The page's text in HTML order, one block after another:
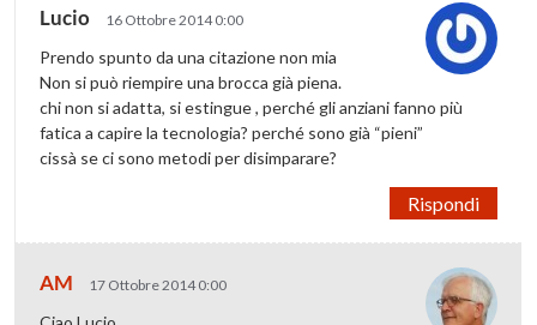
Lucio 16 Ottobre 2014 0:00
Prendo spunto da una citazione non mia
Non si può riempire una brocca già piena.
chi non si adatta, si estingue , perché gli anziani fanno più
fatica a capire la tecnologia? perché sono già “pieni”
cissà se ci sono metodi per disimparare?
Rispondi
AM 17 Ottobre 2014 0:00